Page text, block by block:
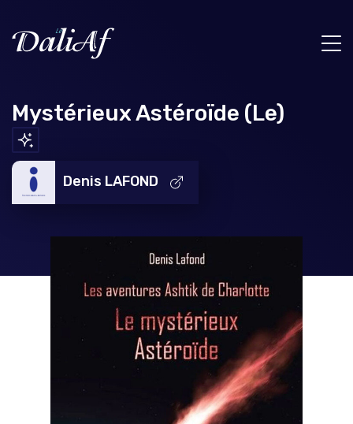
Mystérieux Astéroïde (Le)
Denis LAFOND